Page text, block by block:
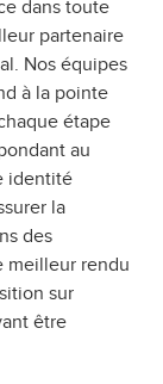
dans toute
partenaire
Nos équipes
à la pointe
étape
au
identité
la
des
meilleur rendu
sur
être